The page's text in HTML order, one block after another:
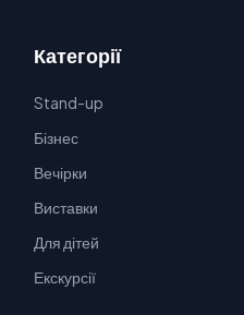
Категорії
Stand-up
Бізнес
Вечірки
Виставки
Для дітей
Екскурсії